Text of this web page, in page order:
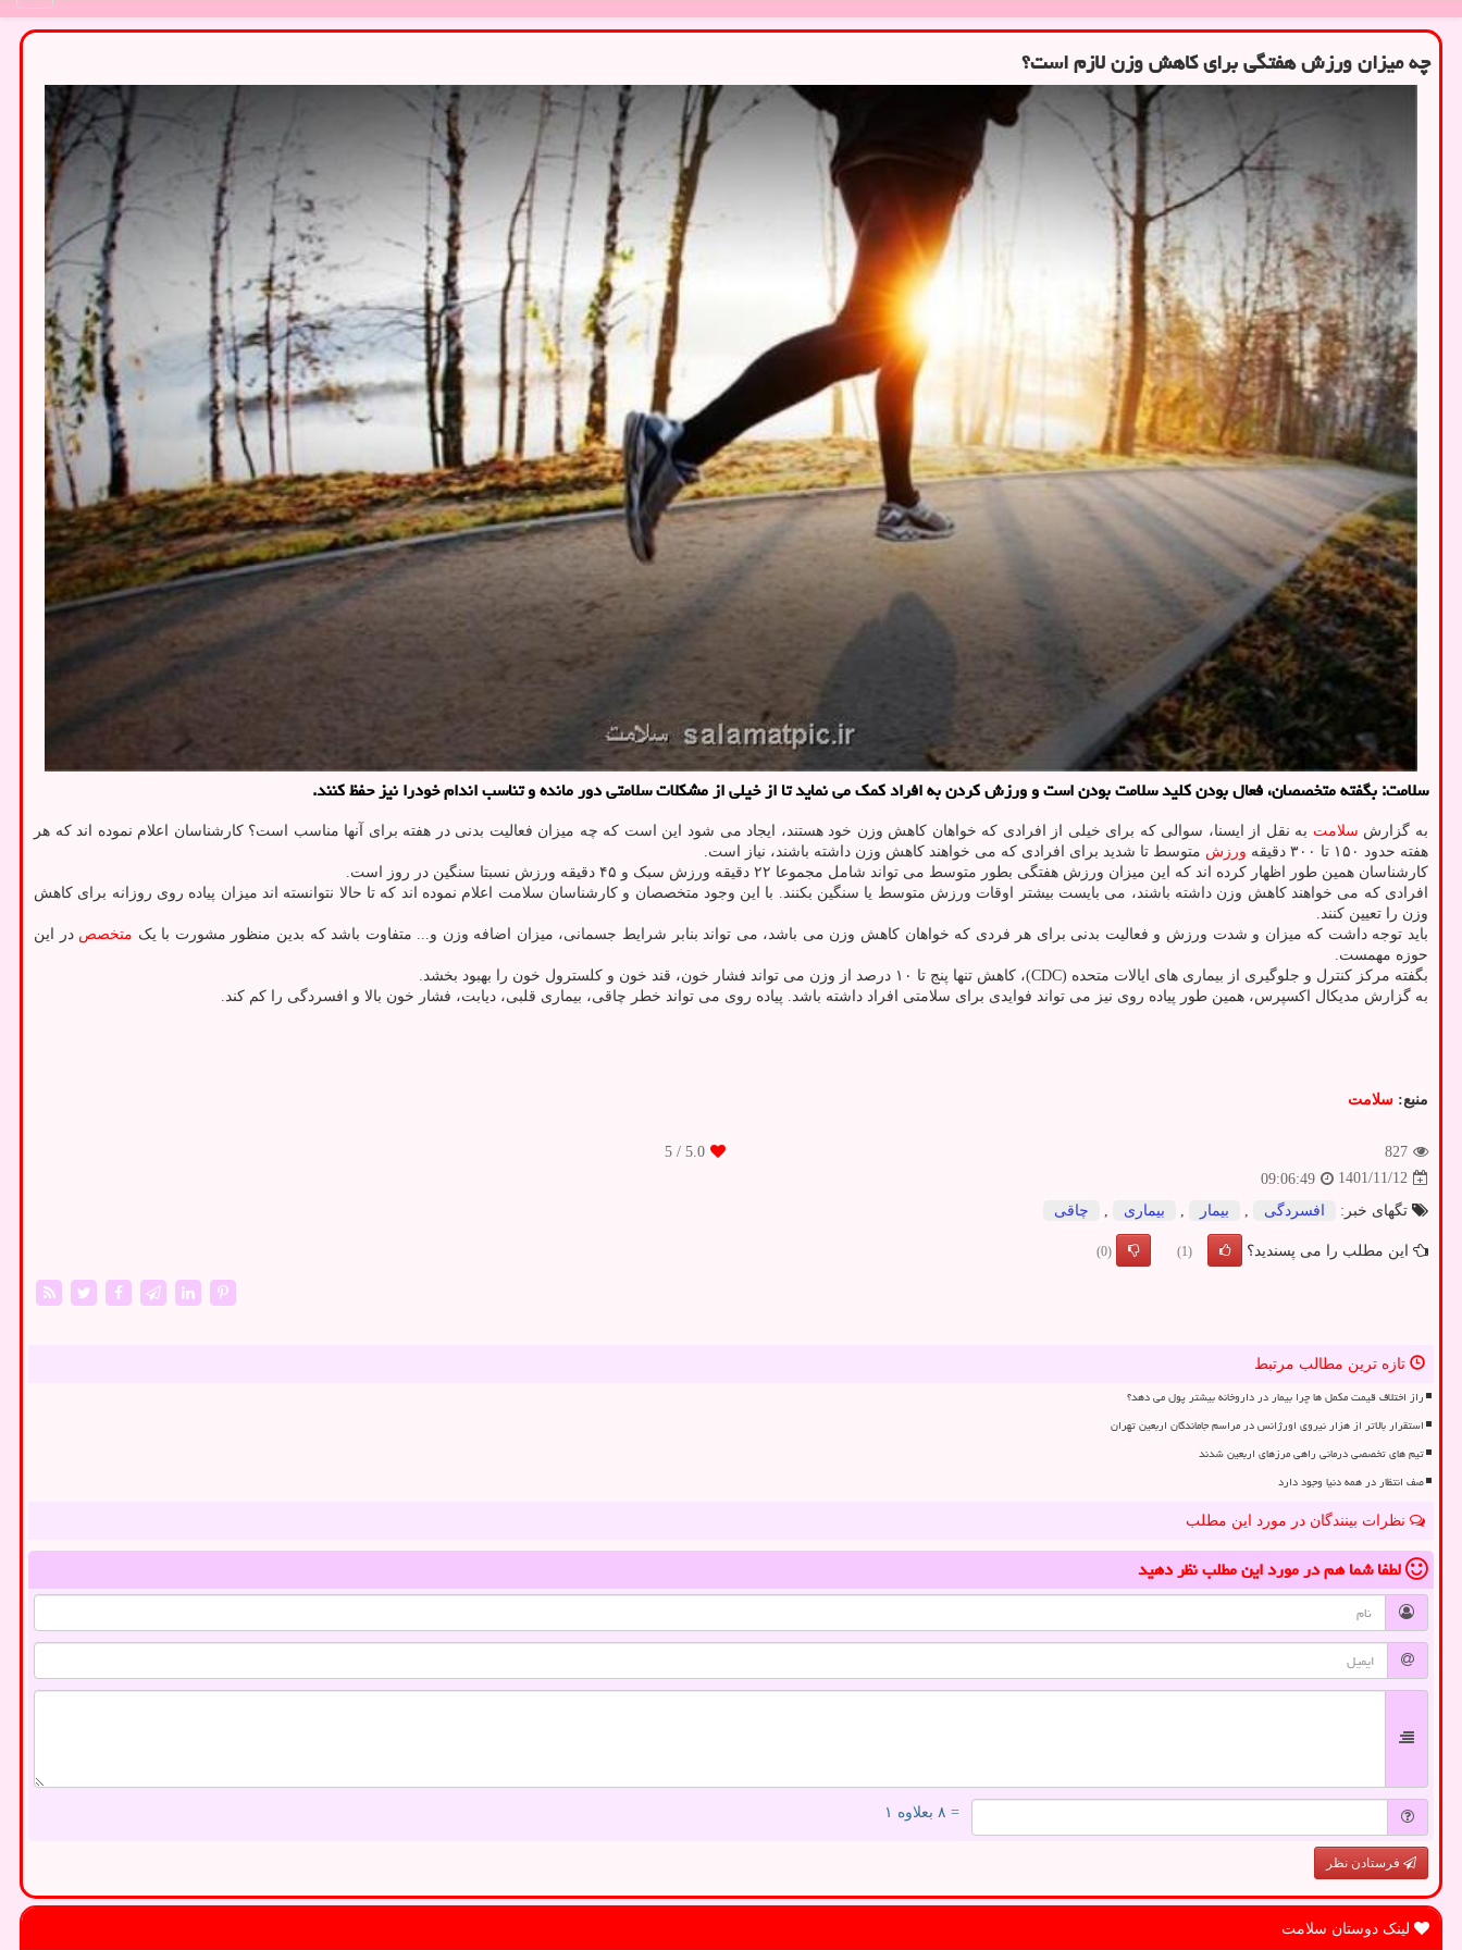
چه میزان ورزش هفتگی برای کاهش وزن لازم است؟
سلامت: بگفته متخصصان، فعال بودن کلید سلامت بودن است و ورزش کردن به افراد کمک می نماید تا از خیلی از مشکلات سلامتی دور مانده و تناسب اندام خودرا نیز حفظ کنند.
به گزارش سلامت به نقل از ایسنا، سوالی که برای خیلی از افرادی که خواهان کاهش وزن خود هستند، ایجاد می شود این است که چه میزان فعالیت بدنی در هفته برای آنها مناسب است؟ کارشناسان اعلام نموده اند که هر
هفته حدود ۱۵۰ تا ۳۰۰ دقیقه
ورزش متوسط ​​تا شدید برای افرادی که می خواهند کاهش وزن داشته باشند، نیاز است.
کارشناسان همین طور اظهار کرده اند که این میزان ورزش هفتگی بطور متوسط می تواند شامل مجموعا ۲۲ دقیقه ورزش سبک و ۴۵ دقیقه ورزش نسبتا سنگین در روز است.
افرادی که می خواهند کاهش وزن داشته باشند، می بایست بیشتر اوقات ورزش متوسط یا سنگین بکنند. با این وجود متخصصان و کارشناسان سلامت اعلام نموده اند که تا حالا نتوانسته اند میزان پیاده روی روزانه برای کاهش
وزن را تعیین کنند.
باید توجه داشت که میزان و شدت ورزش و فعالیت بدنی برای هر فردی که خواهان کاهش وزن می باشد، می تواند بنابر شرایط جسمانی، میزان اضافه وزن و... متفاوت باشد که بدین منظور مشورت با یک متخصص در این
حوزه مهمست.
بگفته مرکز کنترل و جلوگیری از بیماری های ایالات متحده (CDC)، کاهش تنها پنج تا ۱۰ درصد از وزن می تواند فشار خون، قند خون و کلسترول خون را بهبود بخشد.
به گزارش مدیکال اکسپرس، همین طور پیاده روی نیز می تواند فوایدی برای سلامتی افراد داشته باشد. پیاده روی می تواند خطر چاقی، بیماری قلبی، دیابت، فشار خون بالا و افسردگی را کم کند.
منبع: سلامت
827
5.0
/ 5
1401/11/12
09:06:49
تگهای خبر:
افسردگی , بیمار , بیماری , چاقی
این مطلب را می پسندید؟ (1)
(0)
تازه ترین مطالب مرتبط
راز اختلاف قیمت مکمل ها چرا بیمار در داروخانه بیشتر پول می دهد؟
استقرار بالاتر از هزار نیروی اورژانس در مراسم جاماندگان اربعین تهران
تیم های تخصصی درمانی راهی مرزهای اربعین شدند
صف انتظار در همه دنیا وجود دارد
نظرات بینندگان در مورد این مطلب
لطفا شما همدر مورد این مطلبنظر دهید
= ۸ بعلاوه ۱
فرستادن نظر
لینک دوستان سلامت